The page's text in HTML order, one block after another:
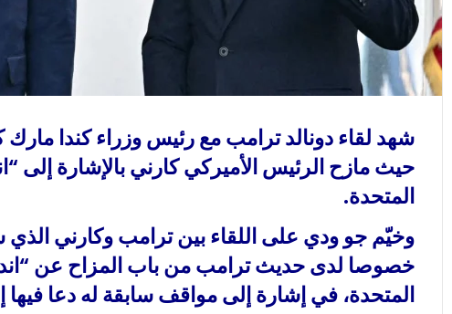
شهد لقاء دونالد ترامب مع رئيس وزراء كندا مارك
حيث مازح الرئيس الأميركي كارني بالإشارة إلى
المتحدة.
وخيّم جو ودي على اللقاء بين ترامب وكارني
خصوصا لدى حديث ترامب من باب المزاح عن
المتحدة، في إشارة إلى مواقف سابقة له دعا فيها